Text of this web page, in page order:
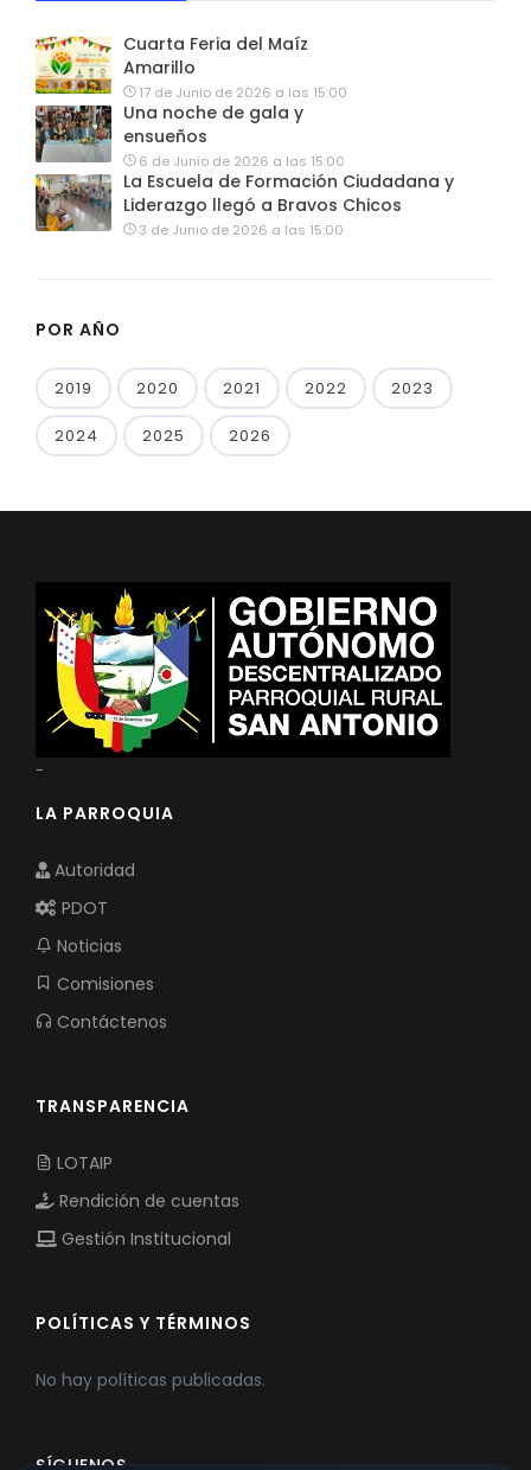
Cuarta Feria del Maíz
Amarillo
17 de Junio de 2026 a las 15:00
Una noche de gala y
ensueños
6 de Junio de 2026 a las 15:00
La Escuela de Formación Ciudadana y
Liderazgo llegó a Bravos Chicos
3 de Junio de 2026 a las 15:00
POR AÑO
2019 2020 2021 2022 2023
2024 2025 2026
-
LA PARROQUIA
Autoridad
PDOT
Noticias
Comisiones
Contáctenos
TRANSPARENCIA
LOTAIP
Rendición de cuentas
Gestión Institucional
POLÍTICAS Y TÉRMINOS
No hay políticas publicadas.
SÍGUENOS